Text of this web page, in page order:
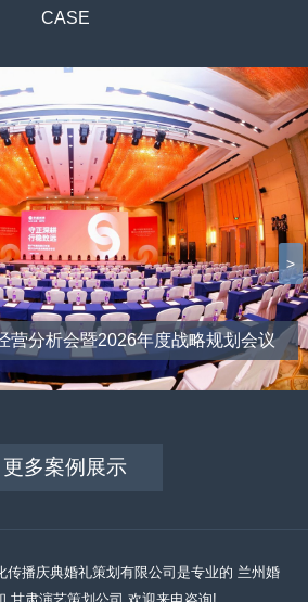
CASE
营分析会暨2026年度战略规划会议
>
更多案例展示
播庆典婚礼策划有限公司是专业的 兰州婚